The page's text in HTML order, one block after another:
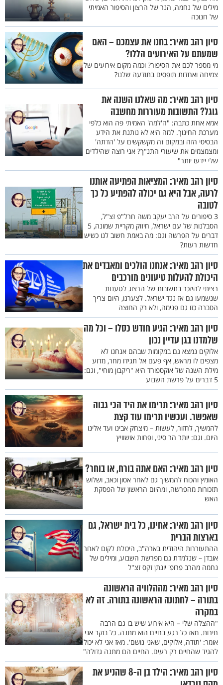
מילים של נחמה, הנר של הרצון והסיפור האמיתי
של חנוכה
סיון רהב מאיר: בחנו את עצמכם – האם
שמעתם על האירועים הללו?
מי מספר לכם את הסיפור? וכמה מקום אירועים של
צמיחה ואחדות תופסים בתודעה שלנו?
סיון רהב מאיר: מה שאלנו השנה את
גוגל? התשובות מעוררות מחשבה
אמא אחת כתבה: "ה'למה' האמיתי פה הוא כלפי
מערכת החינוך. למה היא לא נותנת את הידע
הבסיסי הזה ובמקום זה מקשקשים על 'הדתה'
ומצמצמים את שיעורי התנ"ך? אני רוצה שהילדים
שלי יידעו יותר"
סיון רהב מאיר: המציאות הפתיעה אותנו
לרעה, אבל היא גם יכולה להפתיע כל כך
לטובה
3 סיפורים על הרב יעקב משה חרל"פ זצ"ל,
הסבלנות של עם ישראל, חיזוק מקריית שמונה, 5
דברים על הפרשה וגם: מה באמת חשוב לנו כשיש
חדשות רעות?
סיון רהב מאיר: אנחנו הולכים ומאבדים את
היכולת להעלות טיעונים מורכבים
רציתי להיזכר בתשובות של הרצוג לטענות
שנשמעו גם אז נגד ישראל. לצערנו, היום צריך
הסברה כזו גם פנימה, ולא רק החוצה
סיון רהב מאיר: הגיע חודש כסלו – וכל מה
שלמדנו בגן עדיין נכון
אלוקים נמצא גם במקומות שבהם אנחנו לא
מצפים לו מראש, אף פעם אל תגידו מחר, מדוע
מילת השנה של אוקספורד היא "ריקבון מוחי", וגם:
5 דברים על פרשת השבוע
סיון רהב מאיר: תרימו את היד הכי גבוה
שאפשר. ועכשיו תרימו עוד קצת
להמשיך, לחזור, לעשות – מיצחק אבינו ועד אלינו
היום. וגם: יותר הר סיני, ופחות אושוויץ
סיון רהב מאיר: האם אתה בורח, או בוחר?
האומץ והכוח להמשיך גם לאחר אסון וכאב, ושלוש
תזכורות מהפרשה, ומהיום הראשון של הפסקת
האש
סיון רהב מאיר: אחינו, כל בית ישראל, גם
בארצות הברית
ההתעוררות היהודית בארה"ב, היכולת לקום לאחר
אובדן – שנלמדת גם מפרשת השבוע, ומילים של
נחמה מהרב פרופ' יונתן זקס זצ"ל
סיון רהב מאיר: מההלוויה הראשונה
בתורה – לחתונה הראשונה בתורה. זה לא
במקרה
"ההצלה שלי – היא אירוע שיש בו גם הרבה
חירות. מאז כל רגע בחיים הוא מתנה. כל בוקר אני
אומר: 'תודה, אלוקים, שאני נושם'. מאז אני לא יכול
להגיד שהחיים רק רעים. החיים הם מתנה גדולה"
סיון רהב מאיר: הילד בן ה-8 שהניע את